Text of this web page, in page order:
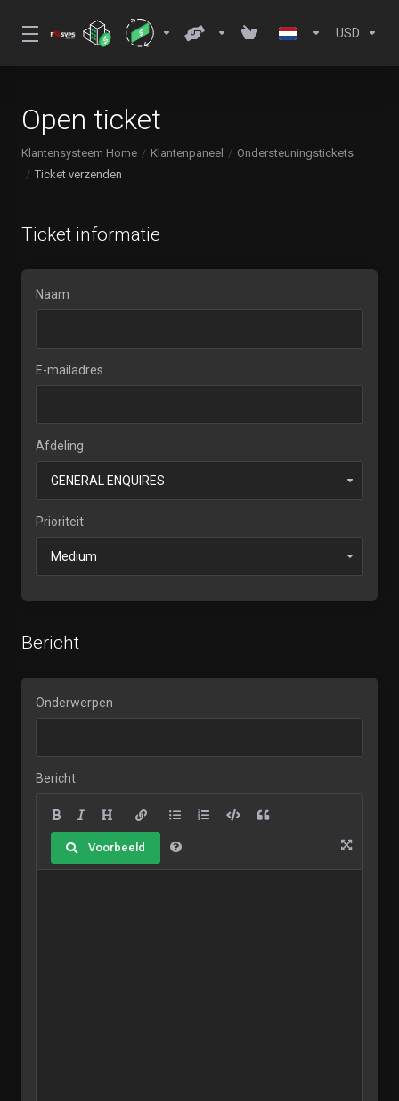
USD
Open ticket
Klantensysteem Home Klantenpaneel
Ondersteuningstickets
Ticket verzenden
Ticket informatie
Naam
E-mailadres
Afdeling
Prioriteit
Bericht
Onderwerpen
Bericht
Voorbeeld